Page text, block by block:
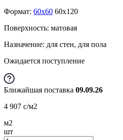
Формат: 60x60 60x120
Поверхность: матовая
Назначение: для стен, для пола
Ожидается поступление
Ближайшая поставка 09.09.26
4 907 c/м2
м2
шт